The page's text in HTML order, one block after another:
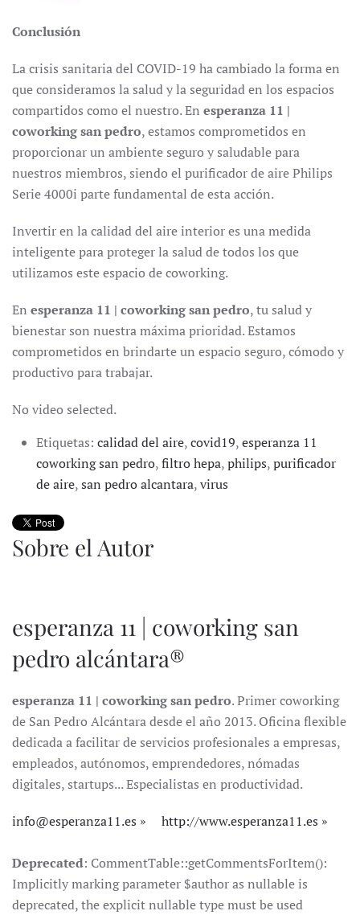
Conclusión
La crisis sanitaria del COVID-19 ha cambiado la forma en
que consideramos la salud y la seguridad en los espacios
compartidos como el nuestro. En esperanza 11 |
coworking san pedro, estamos comprometidos en
proporcionar un ambiente seguro y saludable para
nuestros miembros, siendo el purificador de aire Philips
Serie 4000i parte fundamental de esta acción.
Invertir en la calidad del aire interior es una medida
inteligente para proteger la salud de todos los que
utilizamos este espacio de coworking.
En esperanza 11 | coworking san pedro, tu salud y
bienestar son nuestra máxima prioridad. Estamos
comprometidos en brindarte un espacio seguro, cómodo y
productivo para trabajar.
No video selected.
Etiquetas: calidad del aire,covid19,esperanza 11
coworking san pedro,filtro hepa,philips,purificador
de aire,san pedro alcantara,virus
Sobre el Autor
esperanza 11 | coworking san
pedro alcántara®
esperanza 11 | coworking san pedro. Primer coworking
de San Pedro Alcántara desde el año 2013. Oficina flexible
dedicada a facilitar de servicios profesionales a empresas,
empleados, autónomos, emprendedores, nómadas
digitales, startups... Especialistas en productividad.
info@esperanza11.es http://www.esperanza11.es
Deprecated: CommentTable::getCommentsForItem():
Implicitly marking parameter $author as nullable is
deprecated, the explicit nullable type must be used